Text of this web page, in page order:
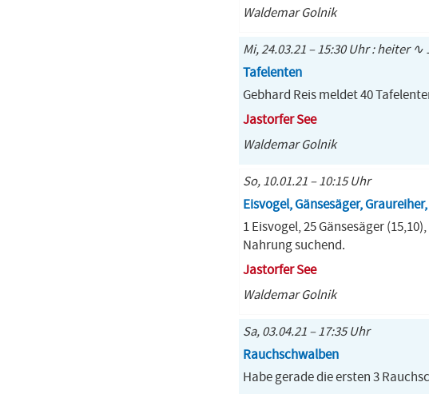
Waldemar Golnik
Mi, 24.03.21 – 15:30 Uhr : heiter ∿
Tafelenten
Gebhard Reis meldet 40
Jastorfer See
Waldemar Golnik
So, 10.01.21 – 10:15 Uhr
Eisvogel, Gänsesäger,
1 Eisvogel, 25 Gänsesäger
Nahrung suchend.
Jastorfer See
Waldemar Golnik
Sa, 03.04.21 – 17:35 Uhr
Rauchschwalben
Habe gerade die ersten 3